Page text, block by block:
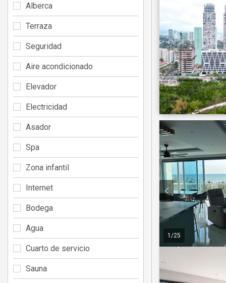
1 /25
Alberca
Terraza
Seguridad
Aire acondicionado
Elevador
Electricidad
Asador
Spa
Zona infantil
Internet
Bodega
Agua
Cuarto de servicio
Sauna